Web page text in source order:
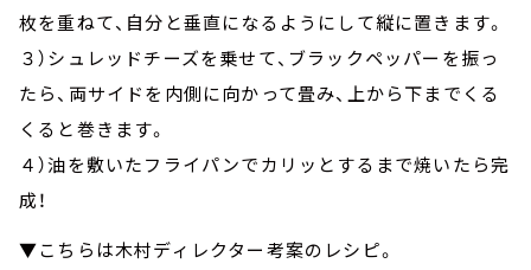
枚を重ねて、自分と垂直になるようにして縦に置きます。
３）シュレッドチーズを乗せて、ブラックペッパーを振っ
たら、両サイドを内側に向かって畳み、上から下までくる
くると巻きます。
４）油を敷いたフライパンでカリッとするまで焼いたら完
成！
▼こちらは木村ディレクター考案のレシピ。